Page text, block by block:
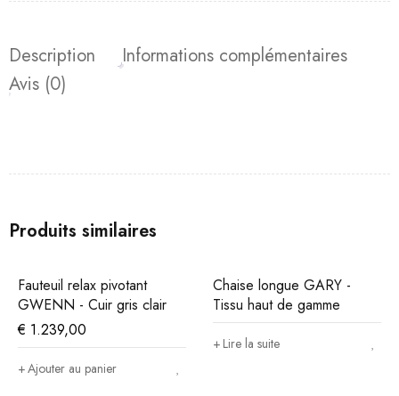
Description
Informations complémentaires
Avis (0)
Produits similaires
Fauteuil relax pivotant
GWENN - Cuir gris clair
€ 1.239,00
Ajouter au panier
Chaise longue GARY -
Tissu haut de gamme
Lire la suite